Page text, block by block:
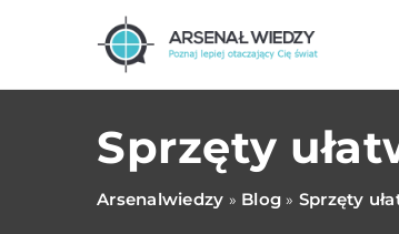
Sprzęty
Arsenalwiedzy » Blog » Sprzęty